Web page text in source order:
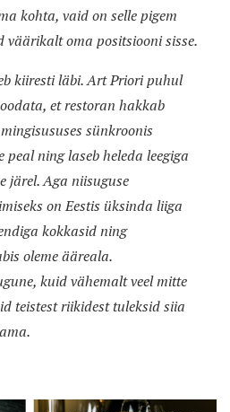
kohta, vaid on selle pigem
oma positsiooni sisse.
kiiresti läbi. Art Priori puhul
et restoran hakkab
sünkroonis
ning laseb heleda leegiga
järel. Aga niisuguse
on Eestis üksinda liiga
kokkasid ning
oleme ääreala.
kuid vähemalt veel mitte
teistest riikidest tuleksid siia